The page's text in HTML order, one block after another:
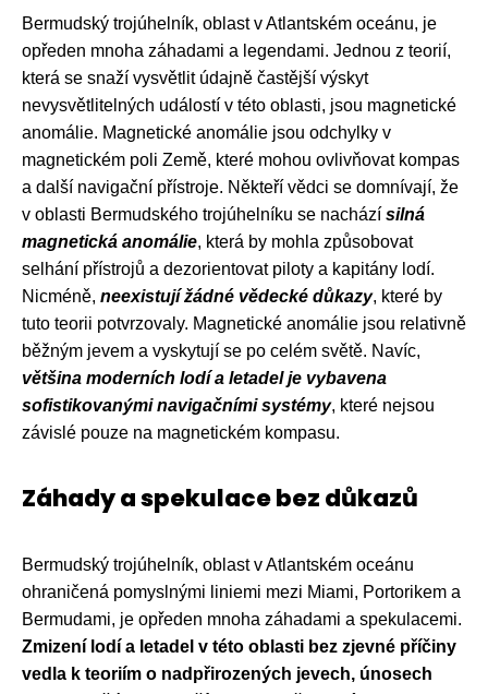
Bermudský trojúhelník, oblast v Atlantském oceánu, je
opředen mnoha záhadami a legendami. Jednou z teorií,
která se snaží vysvětlit údajně častější výskyt
nevysvětlitelných událostí v této oblasti, jsou magnetické
anomálie. Magnetické anomálie jsou odchylky v
magnetickém poli Země, které mohou ovlivňovat kompas
a další navigační přístroje. Někteří vědci se domnívají, že
v oblasti Bermudského trojúhelníku se nachází silná
magnetická anomálie, která by mohla způsobovat
selhání přístrojů a dezorientovat piloty a kapitány lodí.
Nicméně, neexistují žádné vědecké důkazy, které by
tuto teorii potvrzovaly. Magnetické anomálie jsou relativně
běžným jevem a vyskytují se po celém světě. Navíc,
většina moderních lodí a letadel je vybavena
sofistikovanými navigačními systémy, které nejsou
závislé pouze na magnetickém kompasu.
Záhady a spekulace bez důkazů
Bermudský trojúhelník, oblast v Atlantském oceánu
ohraničená pomyslnými liniemi mezi Miami, Portorikem a
Bermudami, je opředen mnoha záhadami a spekulacemi.
Zmizení lodí a letadel v této oblasti bez zjevné příčiny
vedla k teoriím o nadpřirozených jevech, únosech